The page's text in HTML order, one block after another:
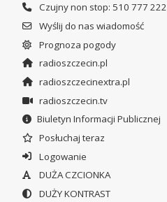
Czujny non stop: 510 777 222
Wyślij do nas wiadomość
Prognoza pogody
radioszczecin.pl
radioszczecinextra.pl
radioszczecin.tv
Biuletyn Informacji Publicznej
Posłuchaj teraz
Logowanie
DUŻA CZCIONKA
DUŻY KONTRAST